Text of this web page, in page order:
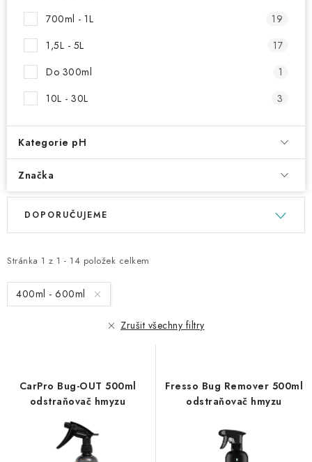
KONTAKTY
PRODÁVANÉ ZNAČKY
BYDLENÍ
700ml - 1L
19
1,5L - 5L
17
Do 300ml
1
10L - 30L
3
Kategorie pH
Značka
V
i
s
p
Stránka 1 z 1 - 14 položek celkem
Ř
e
n
í
DOPORUČUJEME
400ml - 600ml
Zrušit všechny filtry
CarPro Bug-OUT 500ml
odstraňovač hmyzu
Fresso Bug Remover 500ml
odstraňovač hmyzu